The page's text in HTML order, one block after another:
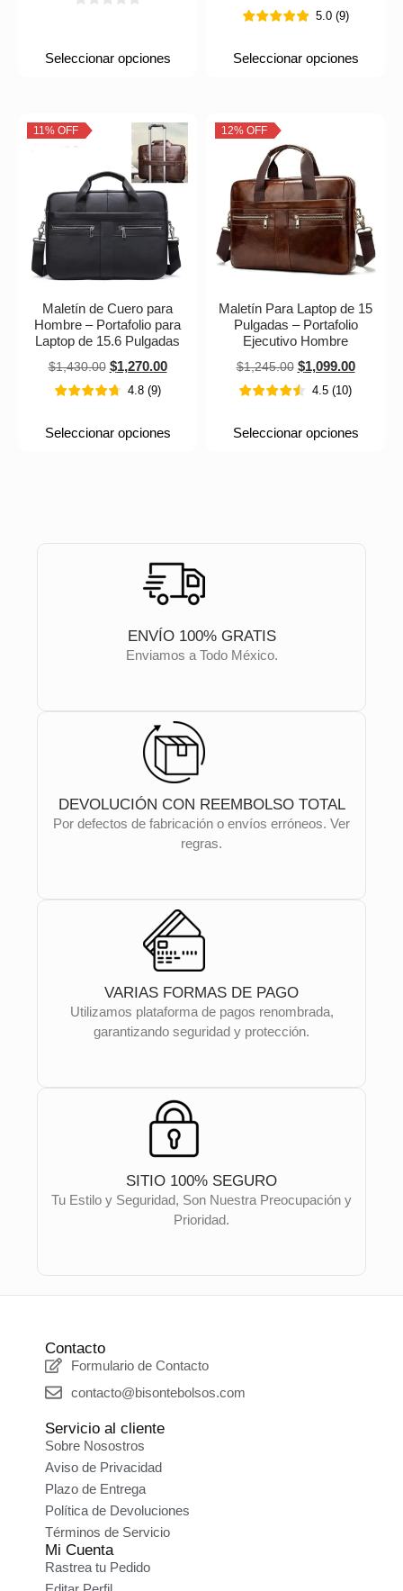
Seleccionar opciones
5.0 (9)
Seleccionar opciones
11% OFF
Maletín de Cuero para
Hombre – Portafolio para
Laptop de 15.6 Pulgadas
$1,430.00 $1,270.00
4.8 (9)
Seleccionar opciones
12% OFF
Maletín Para Laptop de 15
Pulgadas – Portafolio
Ejecutivo Hombre
$1,245.00 $1,099.00
4.5 (10)
Seleccionar opciones
ENVÍO 100% GRATIS
Enviamos a Todo México.
DEVOLUCIÓN CON REEMBOLSO TOTAL
Por defectos de fabricación o envíos erróneos. Ver
regras.
VARIAS FORMAS DE PAGO
Utilizamos plataforma de pagos renombrada,
garantizando seguridad y protección.
SITIO 100% SEGURO
Tu Estilo y Seguridad, Son Nuestra Preocupación y
Prioridad.
Contacto
Formulario de Contacto
contacto@bisontebolsos.com
Servicio al cliente
Sobre Nosostros
Aviso de Privacidad
Plazo de Entrega
Política de Devoluciones
Términos de Servicio
Mi Cuenta
Rastrea tu Pedido